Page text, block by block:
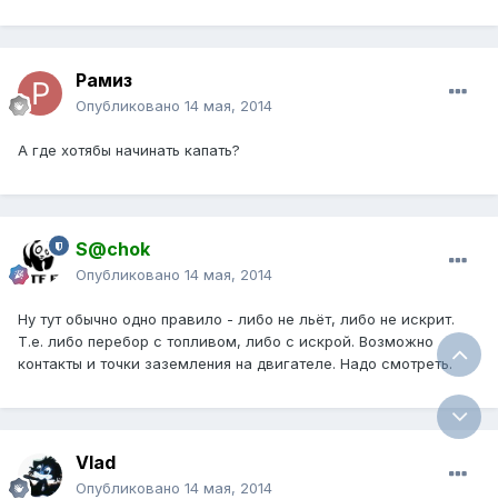
Рамиз
Опубликовано 14 мая, 2014
А где хотябы начинать капать?
S@chok
Опубликовано 14 мая, 2014
Ну тут обычно одно правило - либо не льёт, либо не искрит.
Т.е. либо перебор с топливом, либо с искрой. Возможно
контакты и точки заземления на двигателе. Надо смотреть.
Vlad
Опубликовано 14 мая, 2014